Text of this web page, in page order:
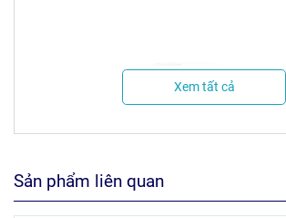
Xem tất cả
Sản phẩm liên quan